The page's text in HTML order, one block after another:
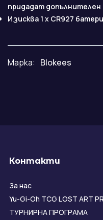
придадат
Изисква 1 x CR927
Марка: Blokees
Контакти
За нас
Yu-Gi-Oh TCG LOST ART
ТУРНИРНА ПРОГРАМА